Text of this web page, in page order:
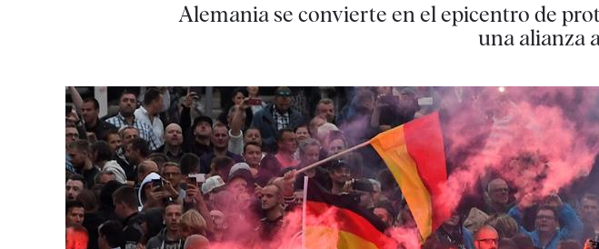
Alemania se convierte en el epicentro de
una alianza